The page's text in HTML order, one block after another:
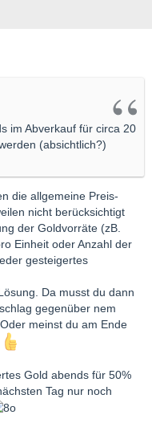
im Abverkauf für circa 20
(absichtlich?)
die allgemeine Preis-
nicht berücksichtigt
der Goldvorräte (zB.
Einheit oder Anzahl der
gesteigertes
Da musst du dann
gegenüber nem
meinst du am Ende
Gold abends für 50%
Tag nur noch